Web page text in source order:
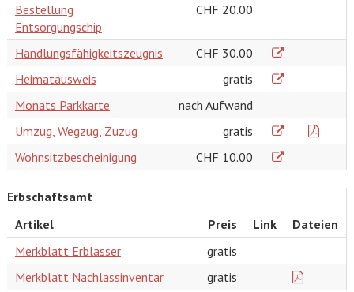
Bestellung
Entsorgungschip
CHF 20.00
Handlungsfähigkeitszeugnis
CHF 30.00
Heimatausweis
gratis
Monats Parkkarte
nach Aufwand
Umzug, Wegzug, Zuzug
gratis
Wohnsitzbescheinigung
CHF 10.00
Erbschaftsamt
Artikel
Preis Link
Dateien
Merkblatt Erblasser
gratis
Merkblatt Nachlassinventar
gratis